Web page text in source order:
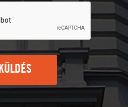
KÜLDÉS